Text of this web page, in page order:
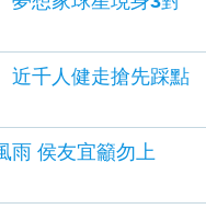
千人健走搶先踩點
雨 侯友宜籲勿上